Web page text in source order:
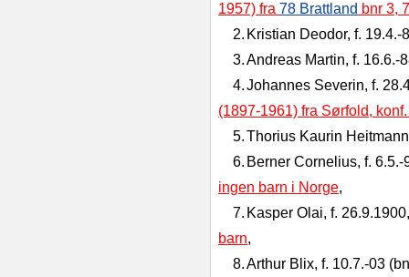
1957) fra 78 Brattland bnr 3,
2. Kristian Deodor, f.
3.Andreas Martin, f.
4.Johannes Severin, f.
(1897-1961) fra Sørfold,
5.Thorius Kaurin
6. Berner Cornelius, f.
ingen barn i Norge,
7. Kasper Olai, f.
barn,
8.Arthur Blix, f. 10.7.‑03